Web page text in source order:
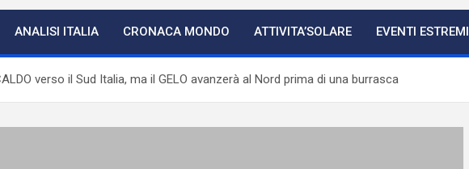
ANALISI ITALIA CRONACA MONDO ATTIVITA’SOLARE EVENTI ESTREMI
verso il Sud Italia, ma il GELO avanzerà al Nord prima di una burrasca